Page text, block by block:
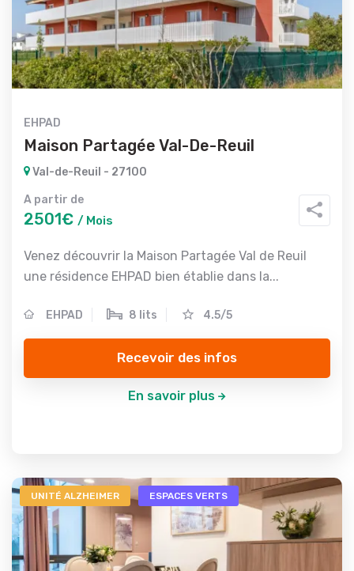
EHPAD
Maison Partagée Val-De-Reuil
Val-de-Reuil - 27100
A partir de
2501€ / Mois
Venez découvrir la Maison Partagée Val de Reuil
une résidence EHPAD bien établie dans la...
EHPAD 8 lits 4.5/5
Recevoir des infos
En savoir plus
UNITÉ ALZHEIMER ESPACES VERTS